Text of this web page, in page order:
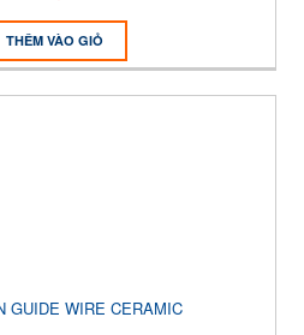
THÊM VÀO GIỎ
GUIDE WIRE CERAMIC